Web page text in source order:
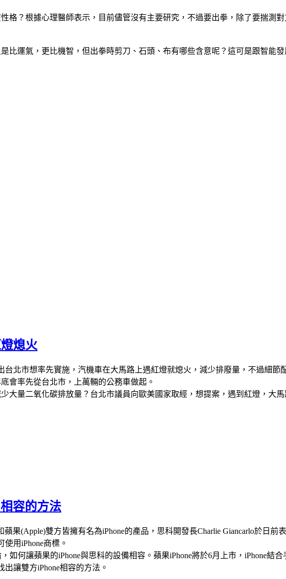
格？根據心理醫師表示，目前儘管沒有主要研究，不過要出拳，除了要揣測
比運氣，更比機智，但出拳時剪刀、石頭、布有哪些含意呢？這可是跟智能發
熄火
台北市想率先實施，汽機車在大馬路上遇紅燈就熄火，減少排廢量，不過細
會率先從台北市，上萬輛的公務車做起。
大量二氧化碳排放量？台北市議員向歐美國家取經，想提案，遇到紅燈，大馬
容的方法
蘋果(Apple)雙方皆擁有名為iPhone的產品，思科開發長Charlie Giancarlo於日
用iPhone商標。
如何讓蘋果的iPhone與思科的設備相容。蘋果iPhone將於6月上市，iPhone結
讓雙方iPhone相容的方法。